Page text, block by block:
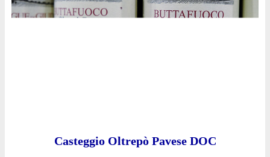
Casteggio Oltrepò Pavese DOC